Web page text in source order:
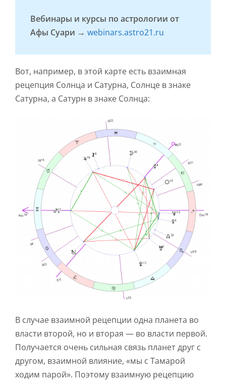
Вебинары и курсы по астрологии от
Афы Суари → webinars.astro21.ru
Вот, например, в этой карте есть взаимная
рецепция Солнца и Сатурна, Солнце в знаке
Сатурна, а Сатурн в знаке Солнца:
В случае взаимной рецепции одна планета во
власти второй, но и вторая — во власти первой.
Получается очень сильная связь планет друг с
другом, взаимной влияние, «мы с Тамарой
ходим парой». Поэтому взаимную рецепцию